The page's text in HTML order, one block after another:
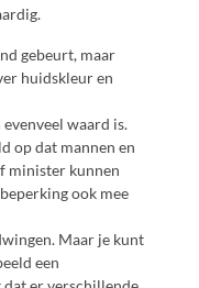
gebeurt, maar
huidskleur en
waard is.
op dat mannen en
minister kunnen
ook mee
Maar je kunt
een